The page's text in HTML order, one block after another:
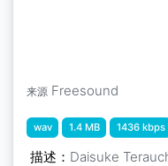
来源 Freesound
wav 1.4 MB 1436 kbps
描述： Daisuke